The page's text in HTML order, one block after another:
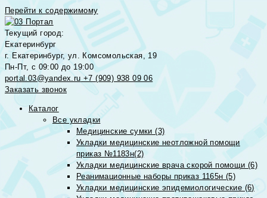
Перейти к содержимому
Текущий город:
Екатеринбург
г. Екатеринбург, ул. Комсомольская, 19
Пн-Пт, с 09:00 до 19:00
portal.03@yandex.ru +7 (909) 938 09 06
Заказать звонок
Каталог
Все укладки
Медицинские сумки (3)
Укладки медицинские неотложной помощи
приказ №1183н(2)
Укладки медицинские врача скорой помощи (6)
Реанимационные наборы приказ 1165н (5)
Укладки медицинские эпидемиологические (6)